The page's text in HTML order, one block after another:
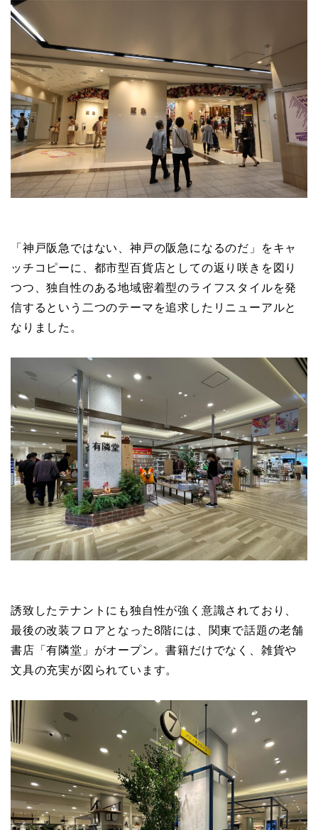
「神戸阪急ではない、神戸の阪急になるのだ」をキャ
ッチコピーに、都市型百貨店としての返り咲きを図り
つつ、独自性のある地域密着型のライフスタイルを発
信するという二つのテーマを追求したリニューアルと
なりました。
誘致したテナントにも独自性が強く意識されており、
最後の改装フロアとなった8階には、関東で話題の老舗
書店「有隣堂」がオープン。書籍だけでなく、雑貨や
文具の充実が図られています。